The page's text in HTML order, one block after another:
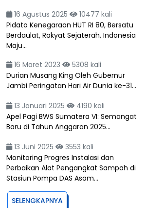
16 Agustus 2025
10477 kali
Pidato Kenegaraan HUT RI 80, Bersatu
Berdaulat, Rakyat Sejaterah, Indonesia
Maju…
16 Maret 2023
5308 kali
Durian Musang King Oleh Gubernur
Jambi Peringatan Hari Air Dunia ke-31…
13 Januari 2025
4190 kali
Apel Pagi BWS Sumatera VI: Semangat
Baru di Tahun Anggaran 2025…
13 Juni 2025
3553 kali
Monitoring Progres Instalasi dan
Perbaikan Alat Pengangkat Sampah di
Stasiun Pompa DAS Asam…
SELENGKAPNYA